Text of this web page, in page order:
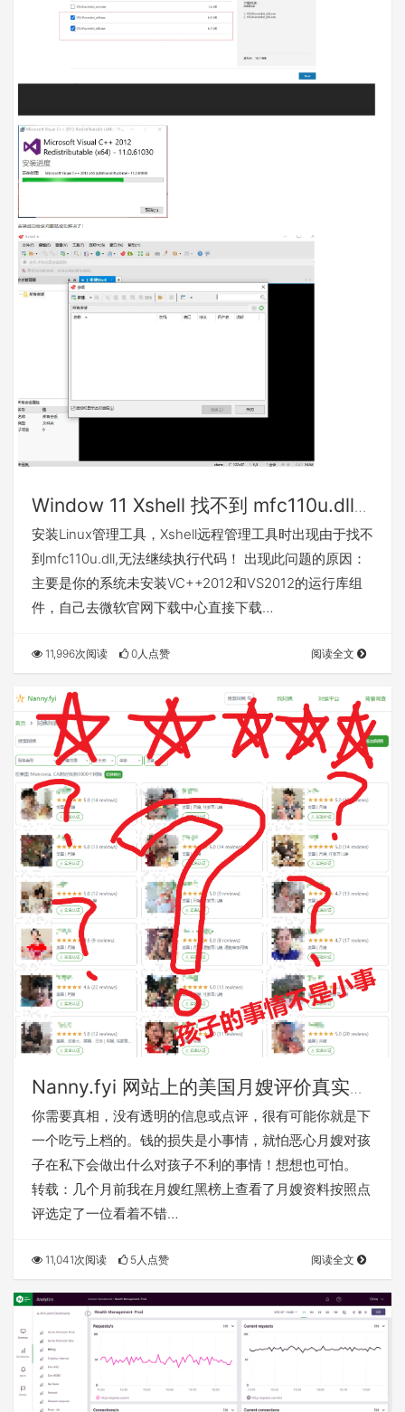
Window 11 Xshell 找不到 mfc110u.dll
报错怎么办？
安装Linux管理工具，Xshell远程管理工具时出现由于找不
到mfc110u.dll,无法继续执行代码！ 出现此问题的原因：
主要是你的系统未安装VC++2012和VS2012的运行库组
件，自己去微软官网下载中心直接下载…
11,996次阅读 0人点赞 阅读全文
Nanny.fyi 网站上的美国月嫂评价真实
吗？
你需要真相，没有透明的信息或点评，很有可能你就是下
一个吃亏上档的。钱的损失是小事情，就怕恶心月嫂对孩
子在私下会做出什么对孩子不利的事情！想想也可怕。
转载：几个月前我在月嫂红黑榜上查看了月嫂资料按照点
评选定了一位看着不错…
11,041次阅读 5人点赞 阅读全文